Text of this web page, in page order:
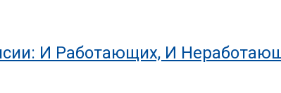
И Работающих, И